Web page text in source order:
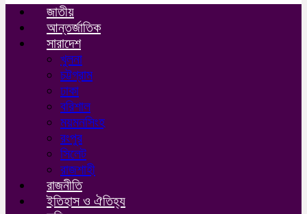
জাতীয়
আন্তর্জাতিক
সারাদেশ
খুলনা
চট্টগ্রাম
ঢাকা
বরিশাল
ময়মনসিংহ
রংপুর
সিলেট
রাজশাহী
রাজনীতি
ইতিহাস ও ঐতিহ্য